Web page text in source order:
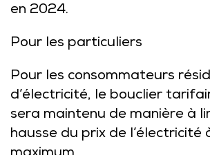
en 2024.
Pour les particuliers
Pour les consommateurs
d’électricité, le bouclier
sera maintenu de manière à
hausse du prix de l’électricité